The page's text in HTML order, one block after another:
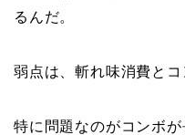
るんだ。
弱点は、斬れ味消費とコ
特に問題なのがコンボ